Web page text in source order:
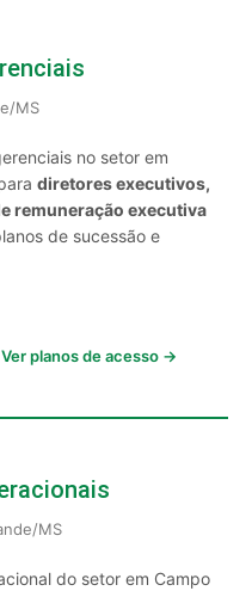
MS
no setor em
diretores executivos,
remuneração executiva
de sucessão e
Ver planos de acesso →
MS
do setor em Campo